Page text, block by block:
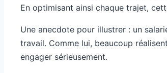
En optimisant ainsi chaque trajet,
Une anecdote pour illustrer : un
travail. Comme lui, beaucoup
engager sérieusement.